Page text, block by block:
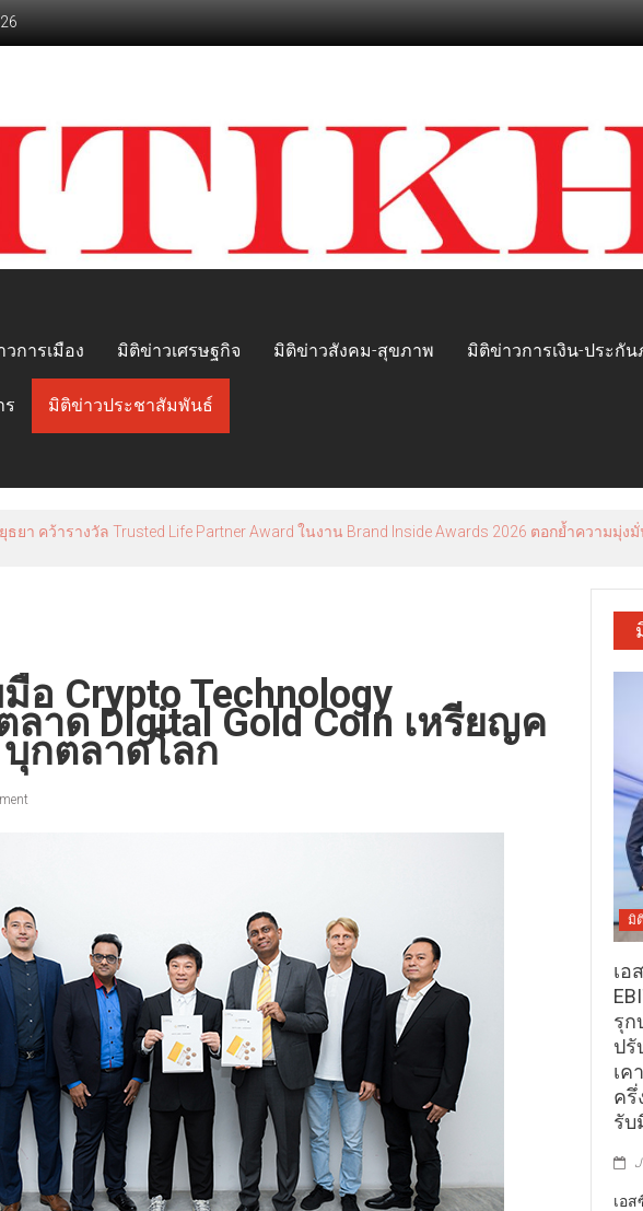
การเมือง มิติข่าวเศรษฐกิจ มิติข่าวสังคม-สุขภาพ มิติข่าวการเงิน-ประกัน
ร มิติข่าวประชาสัมพันธ์
ธยา คว้ารางวัล Trusted Life Partner Award ในงาน Brand Inside Awards 2026 ตอกย้ำความมุ่
อ Crypto Technology
ลาด Digital Gold Coin เหรียญค
กตลาดโลก
มิ
เอ
รุก
ปรั
เค
ครึ่
รับ
เอ